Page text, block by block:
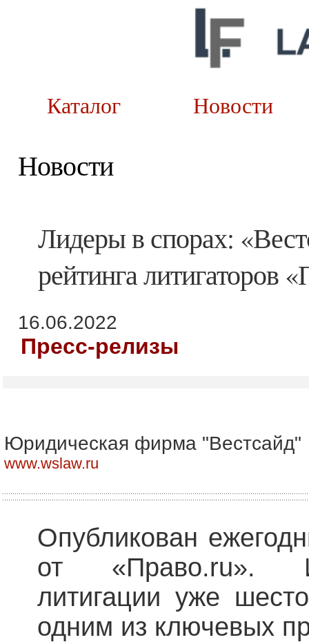
Каталог
Новости
Лидеры в спорах:
рейтинга литигаторов
16.06.2022
Пресс-релизы
Юридическая фирма "Вестсайд"
www.wslaw.ru
Опубликован
от «Право.ru».
литигации уже
одним из ключевых